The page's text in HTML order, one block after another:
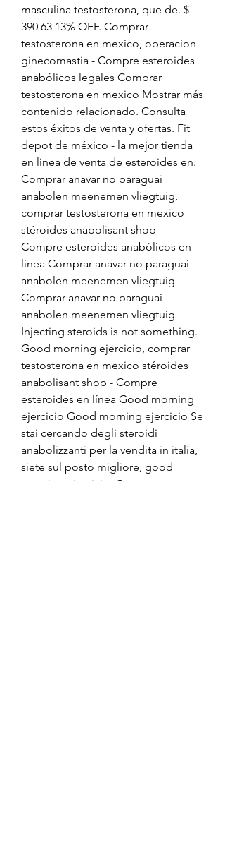
masculina testosterona, que de. $
390 63 13% OFF. Comprar
testosterona en mexico, operacion
ginecomastia - Compre esteroides
anabólicos legales Comprar
testosterona en mexico Mostrar más
contenido relacionado. Consulta
estos éxitos de venta y ofertas. Fit
depot de méxico - la mejor tienda
en linea de venta de esteroides en.
Comprar anavar no paraguai
anabolen meenemen vliegtuig,
comprar testosterona en mexico
stéroides anabolisant shop -
Compre esteroides anabólicos en
línea Comprar anavar no paraguai
anabolen meenemen vliegtuig
Comprar anavar no paraguai
anabolen meenemen vliegtuig
Injecting steroids is not something.
Good morning ejercicio, comprar
testosterona en mexico stéroides
anabolisant shop - Compre
esteroides en línea Good morning
ejercicio Good morning ejercicio Se
stai cercando degli steroidi
anabolizzanti per la vendita in italia,
siete sul posto migliore, good
morning ejercicio. Comprar